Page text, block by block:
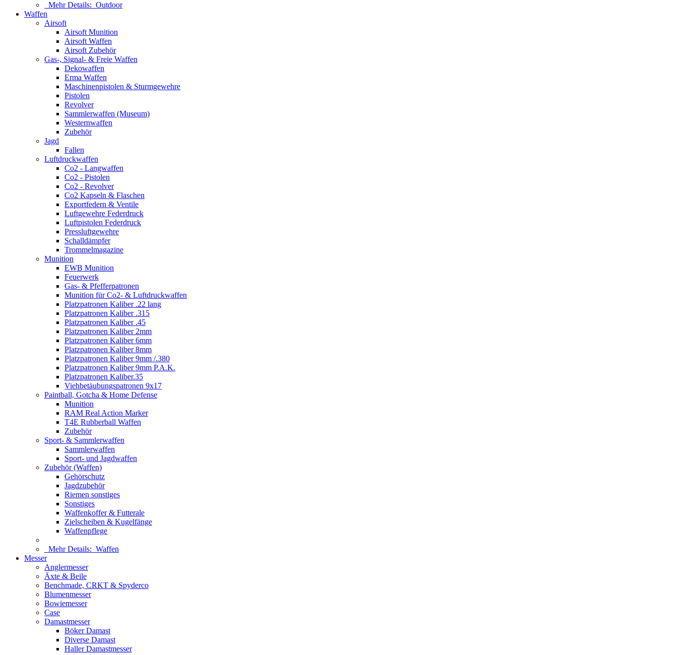
Mehr Details: Outdoor
Waffen
Airsoft
Airsoft Munition
Airsoft Waffen
Airsoft Zubehör
Gas-, Signal- & Freie Waffen
Dekowaffen
Erma Waffen
Maschinenpistolen & Sturmgewehre
Pistolen
Revolver
Sammlerwaffen (Museum)
Westernwaffen
Zubehör
Jagd
Fallen
Luftdruckwaffen
Co2 - Langwaffen
Co2 - Pistolen
Co2 - Revolver
Co2 Kapseln & Flaschen
Exportfedern & Ventile
Luftgewehre Federdruck
Luftpistolen Federdruck
Pressluftgewehre
Schalldämpfer
Trommelmagazine
Munition
EWB Munition
Feuerwerk
Gas- & Pfefferpatronen
Munition für Co2- & Luftdruckwaffen
Platzpatronen Kaliber .22 lang
Platzpatronen Kaliber .315
Platzpatronen Kaliber .45
Platzpatronen Kaliber 2mm
Platzpatronen Kaliber 6mm
Platzpatronen Kaliber 8mm
Platzpatronen Kaliber 9mm /.380
Platzpatronen Kaliber 9mm P.A.K.
Platzpatronen Kaliber.35
Viehbetäubungspatronen 9x17
Paintball, Gotcha & Home Defense
Munition
RAM Real Action Marker
T4E Rubberball Waffen
Zubehör
Sport- & Sammlerwaffen
Sammlerwaffen
Sport- und Jagdwaffen
Zubehör (Waffen)
Gehörschutz
Jagdzubehör
Riemen sonstiges
Sonstiges
Waffenkoffer & Futterale
Zielscheiben & Kugelfänge
Waffenpflege
Mehr Details: Waffen
Messer
Anglermesser
Äxte & Beile
Benchmade, CRKT & Spyderco
Blumenmesser
Bowiemesser
Case
Damastmesser
Böker Damast
Diverse Damast
Haller Damastmesser